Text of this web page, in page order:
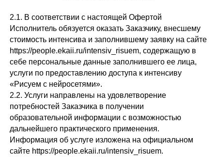
2.1. В соответствии с настоящей Офертой
Исполнитель обязуется оказать Заказчику, внесшему
стоимость интенсива и заполнившему заявку на сайте
https://people.ekaii.ru/intensiv_risuem, содержащую в
себе персональные данные заполнившего ее лица,
услуги по предоставлению доступа к интенсиву
«Рисуем с нейросетями».
2.2. Услуги направлены на удовлетворение
потребностей Заказчика в получении
образовательной информации с возможностью
дальнейшего практического применения.
Информация об услуге изложена на официальном
сайте https://people.ekaii.ru/intensiv_risuem.